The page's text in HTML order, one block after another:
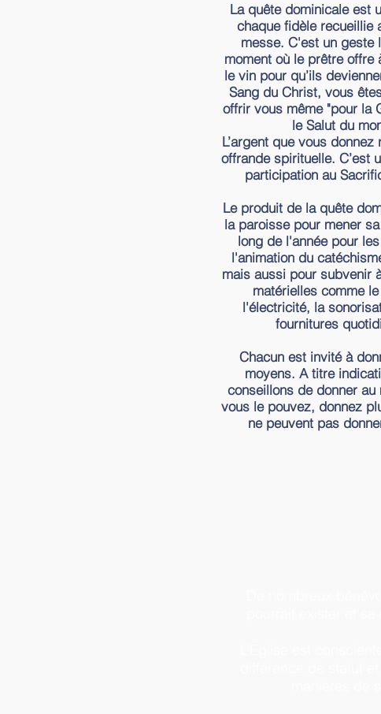
La quête dominicale est
chaque fidèle recueillie
messe. C'est un geste
moment où le prêtre offre
le vin pour qu’ils
Sang du Christ, vous
offrir vous même "pour la
le Salut du
L’argent que vous
offrande spirituelle. C’est
participation au
Le produit de la quête
la paroisse pour mener
long de l'année pour
l'animation du
mais aussi pour subvenir
matérielles comme
l'électricité, la
fournitures
Chacun est invité à
moyens. A titre
conseillons de donner au
vous le pouvez, donnez
ne peuvent pas